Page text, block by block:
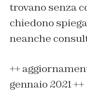
trovano senza
chiedono
neanche
++
gennaio 2021 ++